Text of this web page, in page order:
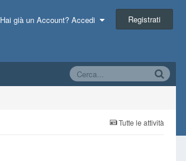
Hai già un Account? Accedi Registrati
Tutte le attività